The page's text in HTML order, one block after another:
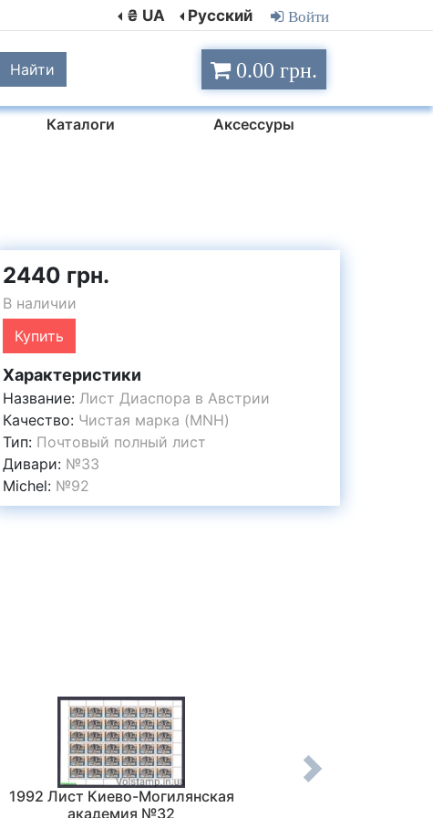
₴ UA Русский Войти
Найти 0.00 грн.
Каталоги Аксессуры
2440 грн.
В наличии
Купить
Характеристики
Название: Лист Диаспора в Австрии
Качество: Чистая марка (MNH)
Тип: Почтовый полный лист
Дивари: №33
Michel: №92
1992 Лист Киево-Могилянская
академия №32